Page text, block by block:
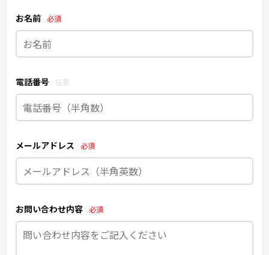
お名前 必須
電話番号 任意
メールアドレス 必須
お問い合わせ内容 必須